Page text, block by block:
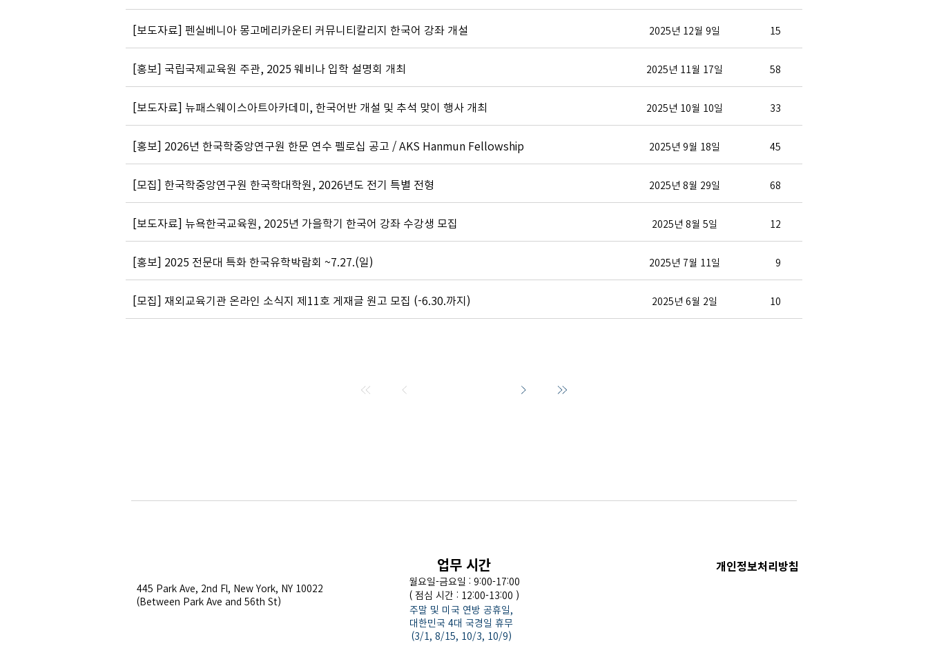
[보도자료] 펜실베니아 몽고메리카운티 커뮤니티칼리지 한국어 강좌 개설 2025년 12월 9일 15
[홍보] 국립국제교육원 주관, 2025 웨비나 입학 설명회 개최 2025년 11월 17일 58
[보도자료] 뉴패스웨이스아트아카데미, 한국어반 개설 및 추석 맞이 행사 개최 2025년 10월 10일 33
[홍보] 2026년 한국학중앙연구원 한문 연수 펠로십 공고 / AKS Hanmun Fellowship 2025년 9월 18일 45
[모집] 한국학중앙연구원 한국학대학원, 2026년도 전기 특별 전형 2025년 8월 29일 68
[보도자료] 뉴욕한국교육원, 2025년 가을학기 한국어 강좌 수강생 모집 2025년 8월 5일 12
[홍보] 2025 전문대 특화 한국유학박람회 ~7.27.(일) 2025년 7월 11일 9
[모집] 재외교육기관 온라인 소식지 제11호 게재글 원고 모집 (-6.30.까지) 2025년 6월 2일 10
445 Park Ave, 2nd Fl, New York, NY 10022
(Between Park Ave and 56th St)
​업무 시간
월요일-금요일 : 9:00-17:00
개인정보처리방침
( 점심 시간 : 12:00-13:00 )
주말 및 미국 연방 공휴일,
대한민국 4대 국경일 휴무
(3/1, 8/15, 10/3, 10/9)